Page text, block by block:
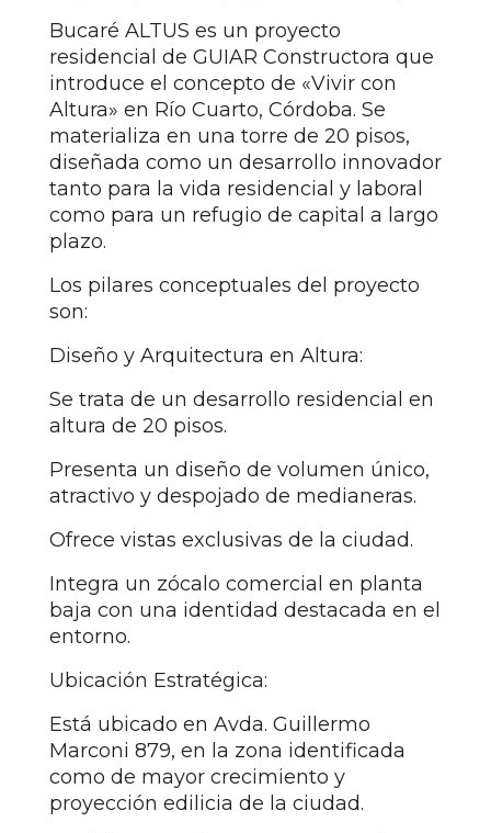
Bucaré ALTUS es un proyecto
residencial de GUIAR Constructora que
introduce el concepto de «Vivir con
Altura» en Río Cuarto, Córdoba. Se
materializa en una torre de 20 pisos,
diseñada como un desarrollo innovador
tanto para la vida residencial y laboral
como para un refugio de capital a largo
plazo.
Los pilares conceptuales del proyecto
son:
Diseño y Arquitectura en Altura:
Se trata de un desarrollo residencial en
altura de 20 pisos.
Presenta un diseño de volumen único,
atractivo y despojado de medianeras.
Ofrece vistas exclusivas de la ciudad.
Integra un zócalo comercial en planta
baja con una identidad destacada en el
entorno.
Ubicación Estratégica:
Está ubicado en Avda. Guillermo
Marconi 879, en la zona identificada
como de mayor crecimiento y
proyección edilicia de la ciudad.